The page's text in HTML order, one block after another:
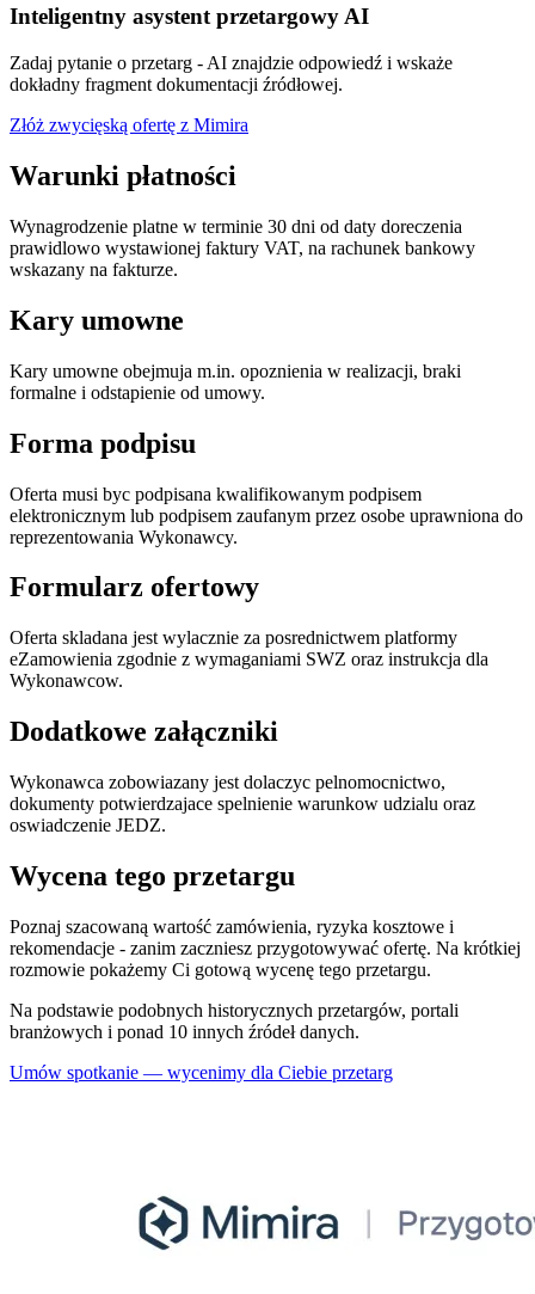
Inteligentny asystent przetargowy AI
Zadaj pytanie o przetarg - AI znajdzie odpowiedź i wskaże
dokładny fragment dokumentacji źródłowej.
Złóż zwycięską ofertę z Mimira
Warunki płatności
Wynagrodzenie platne w terminie 30 dni od daty doreczenia
prawidlowo wystawionej faktury VAT, na rachunek bankowy
wskazany na fakturze.
Kary umowne
Kary umowne obejmuja m.in. opoznienia w realizacji, braki
formalne i odstapienie od umowy.
Forma podpisu
Oferta musi byc podpisana kwalifikowanym podpisem
elektronicznym lub podpisem zaufanym przez osobe uprawniona do
reprezentowania Wykonawcy.
Formularz ofertowy
Oferta skladana jest wylacznie za posrednictwem platformy
eZamowienia zgodnie z wymaganiami SWZ oraz instrukcja dla
Wykonawcow.
Dodatkowe załączniki
Wykonawca zobowiazany jest dolaczyc pelnomocnictwo,
dokumenty potwierdzajace spelnienie warunkow udzialu oraz
oswiadczenie JEDZ.
Wycena tego przetargu
Poznaj szacowaną wartość zamówienia, ryzyka kosztowe i
rekomendacje - zanim zaczniesz przygotowywać ofertę. Na krótkiej
rozmowie pokażemy Ci gotową wycenę tego przetargu.
Na podstawie podobnych historycznych przetargów, portali
branżowych i ponad 10 innych źródeł danych.
Umów spotkanie — wycenimy dla Ciebie przetarg